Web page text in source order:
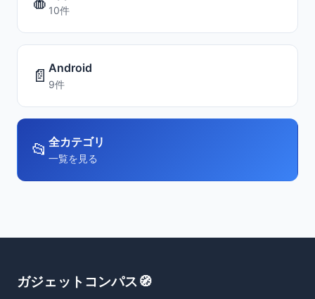
10件
📄 Android
9件
📂 全カテゴリ
一覧を見る
ガジェットコンパス🧭